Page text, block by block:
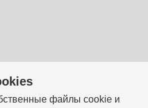
файлы cookie и